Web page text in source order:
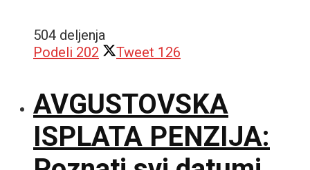
504 deljenja
Podeli 202 Tweet 126
AVGUSTOVSKA
ISPLATA PENZIJA: